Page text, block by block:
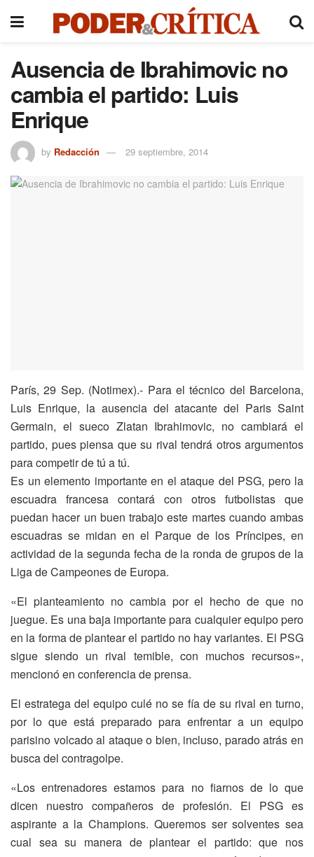
Ausencia de Ibrahimovic no
cambia el partido: Luis
Enrique
by Redacción 29 septiembre, 2014
París, 29 Sep. (Notimex).- Para el técnico del Barcelona,
Luis Enrique, la ausencia del atacante del Paris Saint
Germain, el sueco Zlatan Ibrahimovic, no cambiará el
partido, pues piensa que su rival tendrá otros argumentos
para competir de tú a tú.
Es un elemento importante en el ataque del PSG, pero la
escuadra francesa contará con otros futbolistas que
puedan hacer un buen trabajo este martes cuando ambas
escuadras se midan en el Parque de los Príncipes, en
actividad de la segunda fecha de la ronda de grupos de la
Liga de Campeones de Europa.
«El planteamiento no cambia por el hecho de que no
juegue. Es una baja importante para cualquier equipo pero
en la forma de plantear el partido no hay variantes. El PSG
sigue siendo un rival temible, con muchos recursos»,
mencionó en conferencia de prensa.
El estratega del equipo culé no se fía de su rival en turno,
por lo que está preparado para enfrentar a un equipo
parisino volcado al ataque o bien, incluso, parado atrás en
busca del contragolpe.
«Los entrenadores estamos para no fiarnos de lo que
dicen nuestro compañeros de profesión. El PSG es
aspirante a la Champions. Queremos ser solventes sea
cual sea su manera de plantear el partido: que nos